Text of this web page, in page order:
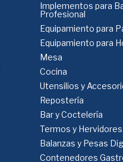
Implementos para
Profesional
Equipamiento para
Equipamiento para
Mesa
Cocina
Utensilios y
Repostería
Bar y Coctelería
Termos y Hervidores
Balanzas y Pesas
Contenedores